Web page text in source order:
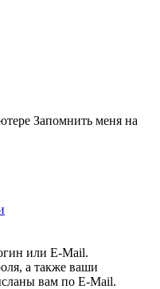
Запомнить меня на
или E-Mail.
а также ваши
вам по E-Mail.